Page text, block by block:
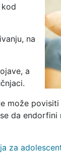
na
a
može
da
za